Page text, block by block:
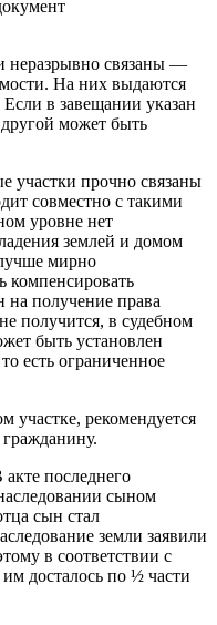
неразрывно связаны —
На них выдаются
Если в завещании указан
другой может быть
участки прочно связаны
совместно с такими
уровне нет
землей и домом
мирно
компенсировать
на получение права
получится, в судебном
быть установлен
есть ограниченное
участке, рекомендуется
последнего
сыном
сын стал
земли заявили
в соответствии с
досталось по ½ части